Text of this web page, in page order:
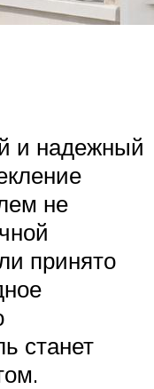
и надежный
не
принято
станет